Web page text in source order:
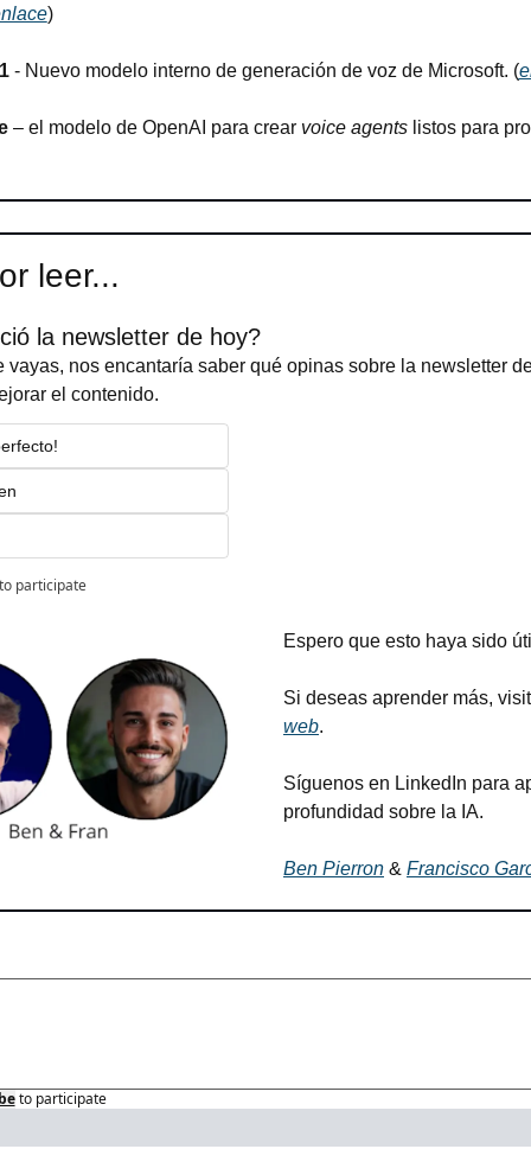
)
- Nuevo modelo interno de generación de voz de Microsoft. (
– el modelo de OpenAI para crear voice agents listos para
leer...
la newsletter de hoy?
vayas, nos encantaría saber qué opinas sobre la newsletter
el contenido.
participate
Espero que esto haya sido
Si deseas aprender más,
web.
Síguenos en LinkedIn para
profundidad sobre la IA.
Ben Pierron & Francisco
to participate